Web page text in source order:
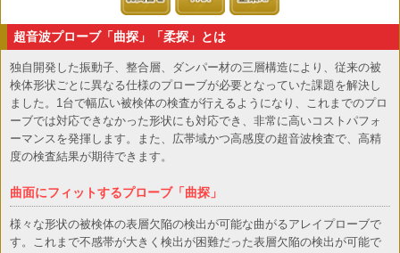
超音波プローブ「曲探」「柔探」とは
独自開発した振動子、整合層、ダンパー材の三層構造により、従来の被
検体形状ごとに異なる仕様のプローブが必要となっていた課題を解決し
ました。1台で幅広い被検体の検査が行えるようになり、これまでのプロ
ーブでは対応できなかった形状にも対応でき、非常に高いコストパフォ
ーマンスを発揮します。また、広帯域かつ高感度の超音波検査で、高精
度の検査結果が期待できます。
曲面にフィットするプローブ「曲探」
様々な形状の被検体の表層欠陥の検出が可能な曲がるアレイプローブで
す。これまで不感帯が大きく検出が困難だった表層欠陥の検出が可能で